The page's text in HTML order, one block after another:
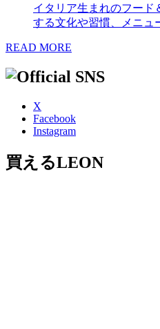
イタリア生まれのフード
する文化や習慣、メニュ
READ MORE
X
Facebook
Instagram
買えるLEON